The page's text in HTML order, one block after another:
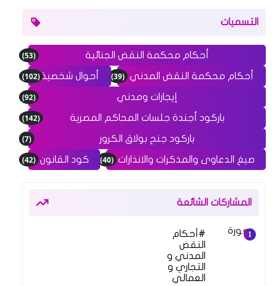
التسميات
أحكام محكمة النقض الجنائية (53)
أحكام محكمة النقض المدني (39) أحوال شخصية(102)
إيجارات ومدني (92)
باركود أجندة جلسات المحاكم المصرية (142)
باركود جنح بولاق الكرور (7)
صيغ الدعاوى والمذكرات والانذارات (40) كود القانون (42)
المشاركات الشائعة
أحكام
النقض
المدني و
التجاري و
العمالي